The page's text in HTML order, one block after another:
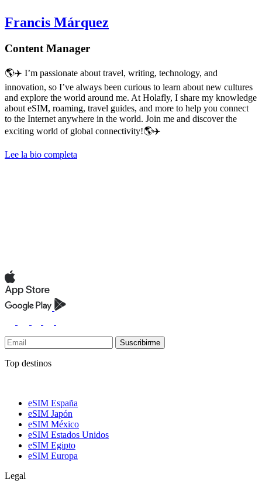
Francis Márquez
Content Manager
🌎✈️ I’m passionate about travel, writing, technology, and
innovation, so I’ve always been curious to learn about new cultures
and explore the world around me. At Holafly, I share my knowledge
about eSIM, roaming, travel guides, and more to help you connect
to the Internet anywhere in the world. Join me and discover the
exciting world of global connectivity!🌎✈️
Lee la bio completa
Suscribirme
Top destinos
eSIM España
eSIM Japón
eSIM México
eSIM Estados Unidos
eSIM Egipto
eSIM Europa
Legal